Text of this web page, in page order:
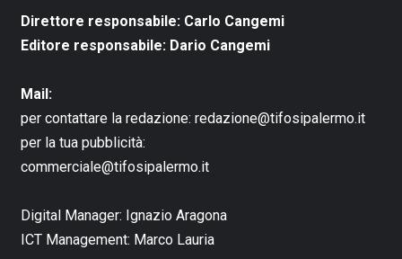
Direttore responsabile: Carlo Cangemi
Editore responsabile: Dario Cangemi
Mail:
per contattare la redazione: redazione@tifosipalermo.it
per la tua pubblicità:
commerciale@tifosipalermo.it
Digital Manager: Ignazio Aragona
ICT Management: Marco Lauria